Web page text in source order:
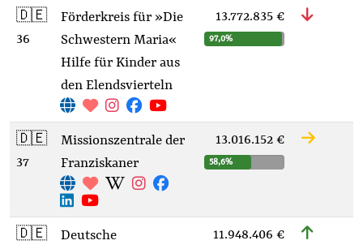
🇩🇪
36
Förderkreis für »Die
Schwestern Maria«
Hilfe für Kinder aus
den Elendsvierteln
13.772.835 €
97,0%
🇩🇪
37
Missionszentrale der
Franziskaner
13.016.152 €
58,6%
🇩🇪
Deutsche
11.948.406 €